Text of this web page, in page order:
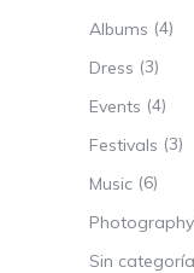
Albums (4)
Dress (3)
Events (4)
Festivals (3)
Music (6)
Photography
Sin categoría